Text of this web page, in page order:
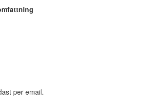
per email.